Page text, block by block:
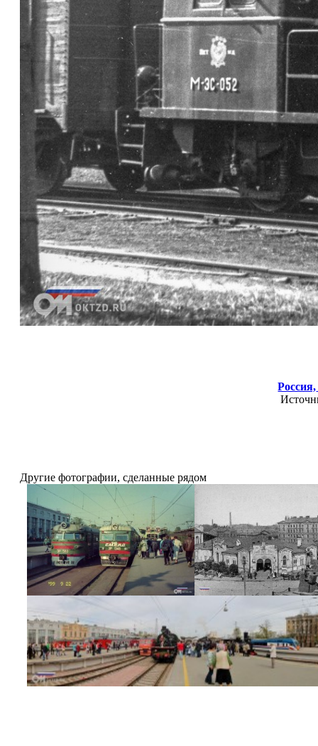
Россия,
Другие фотографии, сделанные рядом